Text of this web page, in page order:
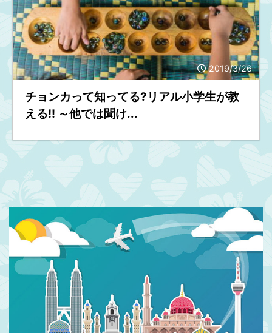
2019/3/26
チョンカって知ってる?リアル小学生が教
える!! ～他では聞け...